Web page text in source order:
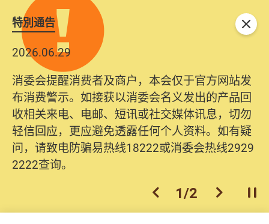
特別通告
2026.06.29
消委会提醒消费者及商户，本会仅于官方网站发
布消费警示。如接获以消委会名义发出的产品回
收相关来电、电邮、短讯或社交媒体讯息，切勿
轻信回应，更应避免透露任何个人资料。如有疑
问，请致电防骗易热线18222或消委会热线2929
2222查询。
上一个
1/2 下一个开
关闭